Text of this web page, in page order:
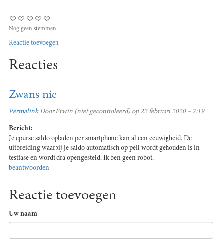
Nog geen stemmen
Reactie toevoegen
Reacties
Zwans nie
PermalinkDoorErwin (niet gecontroleerd) op 22 februari 2020 – 7:19
Bericht:
Je epurse saldo opladen per smartphone kan al een eeuwigheid. De
uitbreiding waarbij je saldo automatisch op peil wordt gehouden is in
testfase en wordt dra opengesteld. Ik ben geen robot.
beantwoorden
Reactie toevoegen
Uw naam